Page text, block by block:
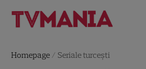
Homepage / Seriale turceşti